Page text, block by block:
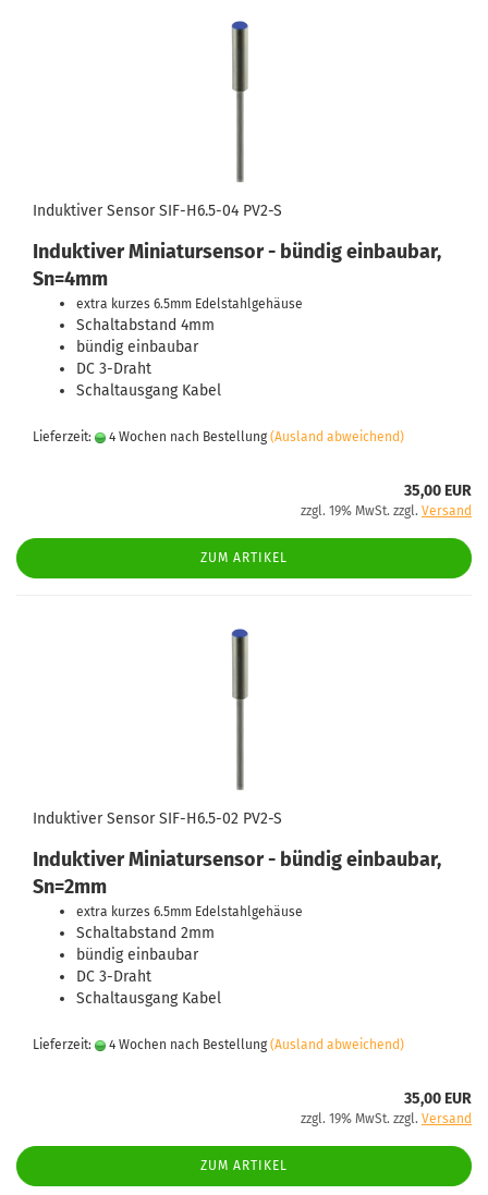
Induktiver Sensor SIF-H6.5-04 PV2-S
Induktiver Miniatursensor - bündig einbaubar,
Sn=4mm
extra kurzes 6.5mm Edelstahlgehäuse
Schaltabstand 4mm
bündig einbaubar
DC 3-Draht
Schaltausgang Kabel
Lieferzeit: 4 Wochen nach Bestellung (Ausland abweichend)
35,00 EUR
zzgl. 19% MwSt. zzgl. Versand
ZUM ARTIKEL
Induktiver Sensor SIF-H6.5-02 PV2-S
Induktiver Miniatursensor - bündig einbaubar,
Sn=2mm
extra kurzes 6.5mm Edelstahlgehäuse
Schaltabstand 2mm
bündig einbaubar
DC 3-Draht
Schaltausgang Kabel
Lieferzeit: 4 Wochen nach Bestellung (Ausland abweichend)
35,00 EUR
zzgl. 19% MwSt. zzgl. Versand
ZUM ARTIKEL